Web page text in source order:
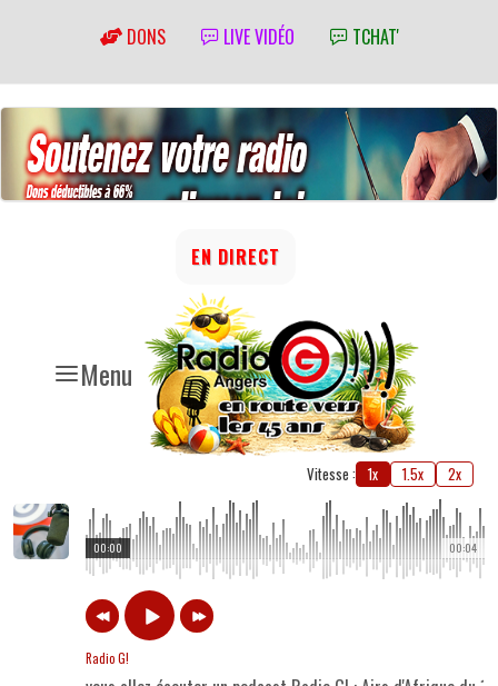
DONS LIVE VIDÉO TCHAT'
Menu
EN DIRECT
Vitesse : 1x 1.5x 2x
00:04
00:00
Radio G!